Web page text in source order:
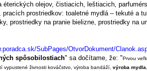
éterických olejov, čistiacich, leštiacich,
pracích prostriedkov: toaletné mydlá – tekuté a
prostriedky na pranie bielizne, prostriedky na
SubPages/OtvorDokument/
spôsobilostiach" sa dočítame, že: "Prvou
vypustené živnosti kováčstvo, výroba bandáží, výroba mydla